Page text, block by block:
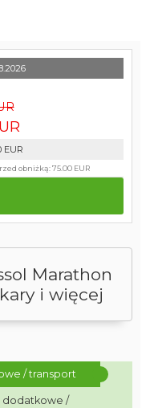
Marathon
i więcej
/ transport
dodatkowe /
EUR
obniżką:75.00 EUR